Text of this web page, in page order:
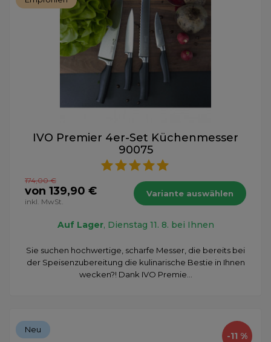
IVO Premier 4er-Set Küchenmesser
90075
174,00 €
von 139,90 €
inkl. MwSt.
Variante auswählen
Auf Lager, Dienstag 11. 8. bei Ihnen
Sie suchen hochwertige, scharfe Messer, die bereits bei
der Speisenzubereitung die kulinarische Bestie in Ihnen
wecken?! Dank IVO Premie...
-11 %
Neu